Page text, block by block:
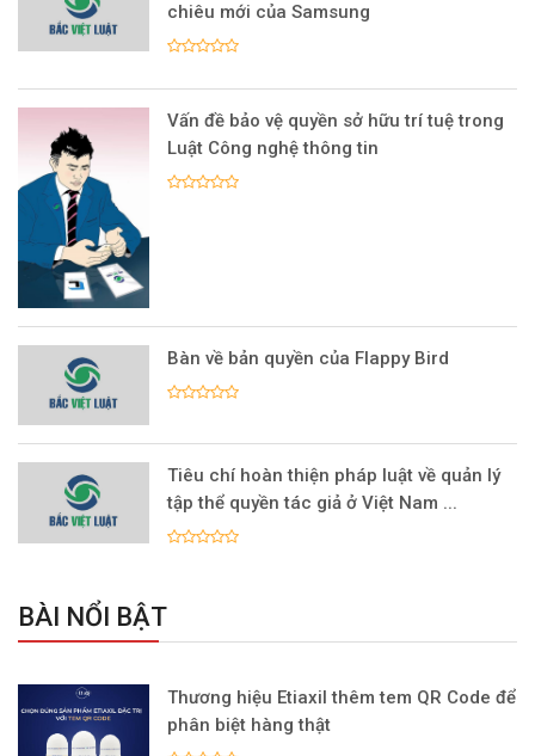
chiêu mới của Samsung
Vấn đề bảo vệ quyền sở hữu trí tuệ trong
Luật Công nghệ thông tin
Bàn về bản quyền của Flappy Bird
Tiêu chí hoàn thiện pháp luật về quản lý
tập thể quyền tác giả ở Việt Nam ...
BÀI NỔI BẬT
Thương hiệu Etiaxil thêm tem QR Code để
phân biệt hàng thật